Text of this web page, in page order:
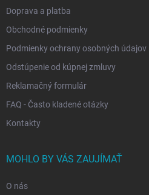
Doprava a platba
Obchodné podmienky
Podmienky ochrany osobných údajov
Odstúpenie od kúpnej zmluvy
Reklamačný formulár
FAQ - Často kladené otázky
Kontakty
MOHLO BY VÁS ZAUJÍMAŤ
O nás